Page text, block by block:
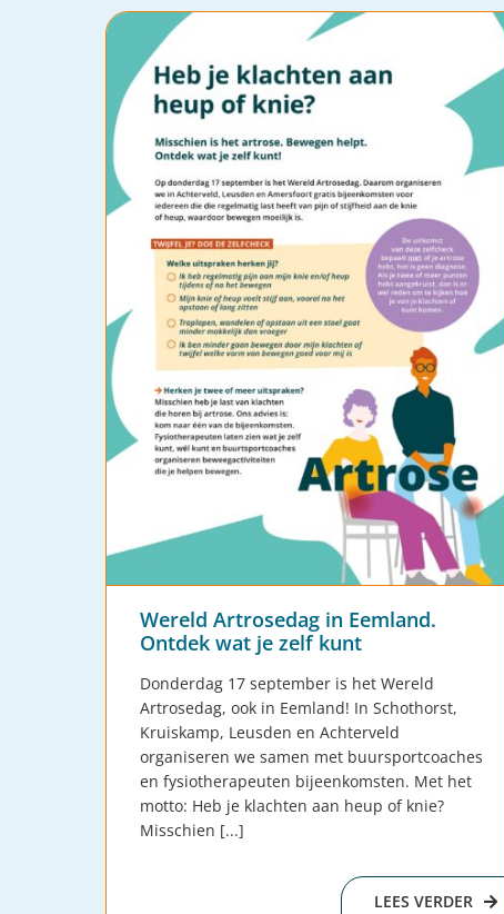
Wereld Artrosedag in Eemland.
Ontdek wat je zelf kunt
Donderdag 17 september is het Wereld
Artrosedag, ook in Eemland! In Schothorst,
Kruiskamp, Leusden en Achterveld
organiseren we samen met buursportcoaches
en fysiotherapeuten bijeenkomsten. Met het
motto: Heb je klachten aan heup of knie?
Misschien [...]
LEES VERDER